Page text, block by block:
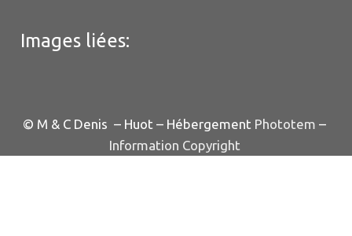
Images liées:
© M & C Denis – Huot – Hébergement Phototem –
Information Copyright